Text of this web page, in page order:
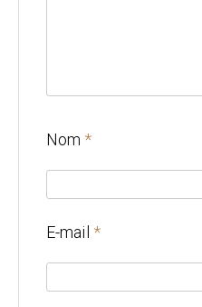
Nom *
E-mail *